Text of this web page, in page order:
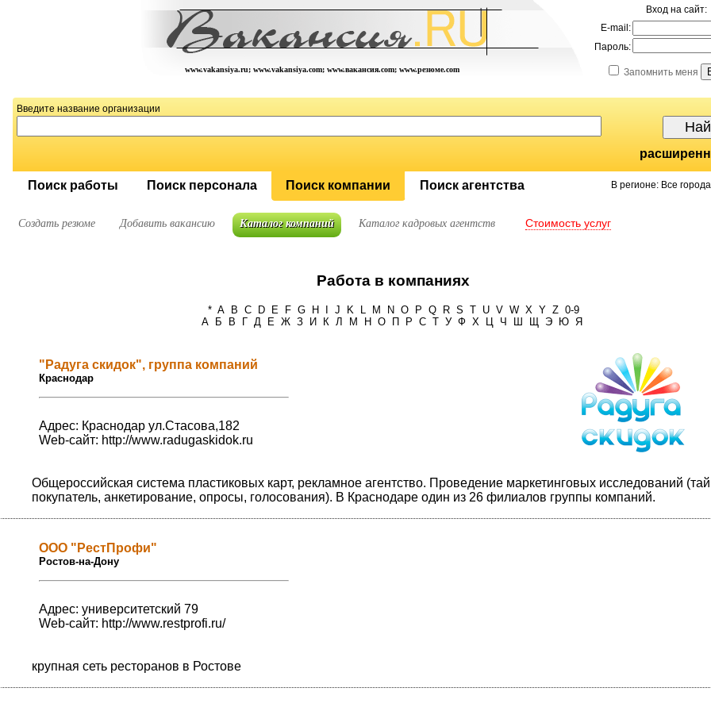
www.vakansiya.ru; www.vakansiya.com; www.вакансия.com; www.резюме.com
Вход на сайт:
E-mail:
Пароль:
Запомнить меня
Введите название организации
Поиск работы Поиск персонала Поиск компании Поиск агентства В регионе: Все города
Создать резюме Добавить вакансию Каталог компаний Каталог кадровых агентств Стоимость услуг
Работа в компаниях
* A B C D E F G H J K L M N O P Q R S T U V W X Y Z 0-9
А
Б В Г Д Е Ж З И К Л М Н О П Р С Т У Ф Х Ц Ч Ш Щ Э Ю Я
"Радуга скидок", группа компаний
Краснодар
Адрес: Краснодар ул.Стасова,182
Web-сайт: http://www.radugaskidok.ru
Общероссийская система пластиковых карт, рекламное агентство. Проведение маркетинговых исследований
покупатель, анкетирование, опросы, голосования). В Краснодаре один из 26 филиалов группы компаний.
ООО "РестПрофи"
Ростов-на-Дону
Адрес: университетский 79
Web-сайт: http://www.restprofi.ru/
крупная сеть ресторанов в Ростове